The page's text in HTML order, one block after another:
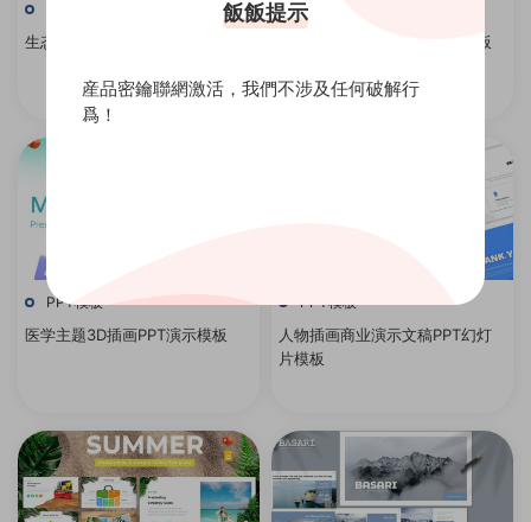
生态能源主题ppt模板
PPT模板
夏季时尚服装推广PPT演示模板
PPT模板
医学主题3D插画PPT演示模板
PPT模板
人物插画商业演示文稿PPT幻灯
片模板
飯飯提示
産品密鑰聯網激活，我們不涉及任何破解行
爲！